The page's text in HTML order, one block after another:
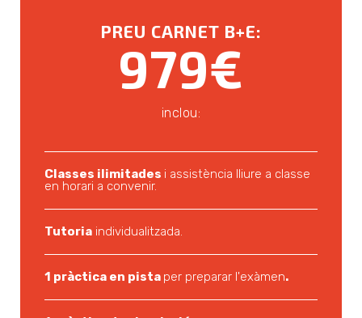
PREU CARNET B+E:
979€
inclou:
Classes ilimitades i assistència lliure a classe
en horari a convenir.
Tutoria individualitzada.
1 pràctica en pista per preparar l'exàmen.